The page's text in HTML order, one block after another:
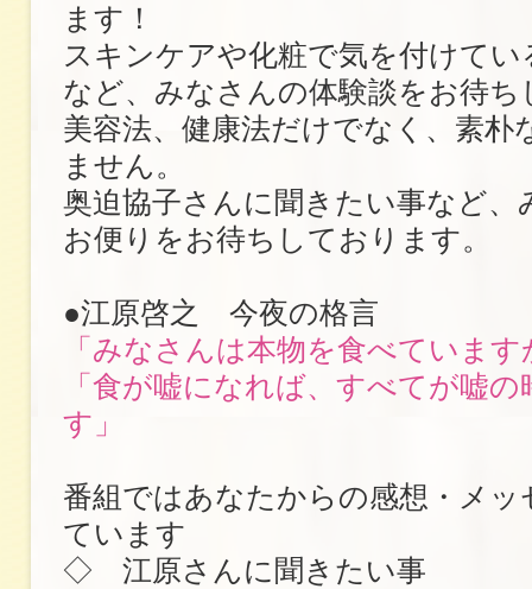
ます！
スキンケアや化粧で気を付けてい
など、みなさんの体験談をお待ち
美容法、健康法だけでなく、素朴
ません。
奥迫協子さんに聞きたい事など、
お便りをお待ちしております。
●江原啓之 今夜の格言
「みなさんは本物を食べています
「食が嘘になれば、すべてが嘘
す」
番組ではあなたからの感想・メッ
ています
◇ 江原さんに聞きたい事